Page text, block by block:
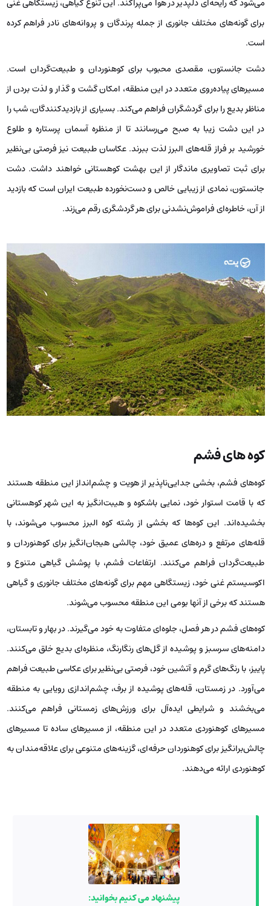
می‌شود که رایحه‌ای دلپذیر در هوا می‌پراکند. این تنوع گیاهی، زیستگاهی غنی
برای گونه‌های مختلف جانوری از جمله پرندگان و پروانه‌های نادر فراهم کرده
است.
دشت جانستون، مقصدی محبوب برای کوهنوردان و طبیعت‌گردان است.
مسیرهای پیاده‌روی متعدد در این منطقه، امکان گشت و گذار و لذت بردن از
مناظر بدیع را برای گردشگران فراهم می‌کند. بسیاری از بازدیدکنندگان، شب را
در این دشت زیبا به صبح می‌رسانند تا از منظره آسمان پرستاره و طلوع
خورشید بر فراز قله‌های البرز لذت ببرند. عکاسان طبیعت نیز فرصتی بی‌نظیر
برای ثبت تصاویری ماندگار از این بهشت کوهستانی خواهند داشت. دشت
جانستون، نمادی از زیبایی خالص و دست‌نخورده طبیعت ایران است که بازدید
از آن، خاطره‌ای فراموش‌نشدنی برای هر گردشگری رقم می‌زند.
کوه های فشم
کوه‌های فشم، بخشی جدایی‌ناپذیر از هویت و چشم‌انداز این منطقه هستند
که با قامت استوار خود، نمایی باشکوه و هیبت‌انگیز به این شهر کوهستانی
بخشیده‌اند. این کوه‌ها که بخشی از رشته کوه البرز محسوب می‌شوند، با
قله‌های مرتفع و دره‌های عمیق خود، چالشی هیجان‌انگیز برای کوهنوردان و
طبیعت‌گردان فراهم می‌کنند. ارتفاعات فشم، با پوشش گیاهی متنوع و
اکوسیستم غنی خود، زیستگاهی مهم برای گونه‌های مختلف جانوری و گیاهی
هستند که برخی از آنها بومی این منطقه محسوب می‌شوند.
کوه‌های فشم در هر فصل، جلوه‌ای متفاوت به خود می‌گیرند. در بهار و تابستان،
دامنه‌های سرسبز و پوشیده از گل‌های رنگارنگ، منظره‌ای بدیع خلق می‌کنند.
پاییز، با رنگ‌های گرم و آتشین خود، فرصتی بی‌نظیر برای عکاسی طبیعت فراهم
می‌آورد. در زمستان، قله‌های پوشیده از برف، چشم‌اندازی رویایی به منطقه
می‌بخشند و شرایطی ایده‌آل برای ورزش‌های زمستانی فراهم می‌کنند.
مسیرهای کوهنوردی متعدد در این منطقه، از مسیرهای ساده تا مسیرهای
چالش‌برانگیز برای کوهنوردان حرفه‌ای، گزینه‌های متنوعی برای علاقه‌مندان به
کوهنوردی ارائه می‌دهند.
پیشنهاد می کنیم بخوانید: